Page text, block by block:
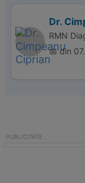
Dr.
RMN
📅 din